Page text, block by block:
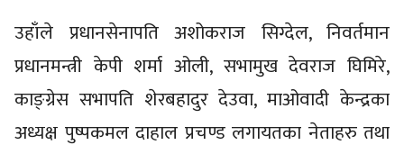
उहाँले प्रधानसेनापति अशोकराज सिग्देल, निवर्तमान
प्रधानमन्त्री केपी शर्मा ओली, सभामुख देवराज घिमिरे,
काङ्ग्रेस सभापति शेरबहादुर देउवा, माओवादी केन्द्रका
अध्यक्ष पुष्पकमल दाहाल प्रचण्ड लगायतका नेताहरु तथा